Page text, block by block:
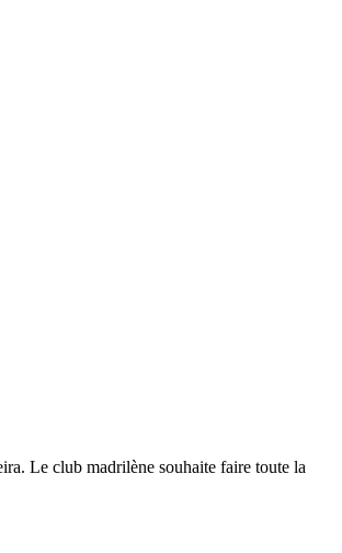
Le club madrilène souhaite faire toute la